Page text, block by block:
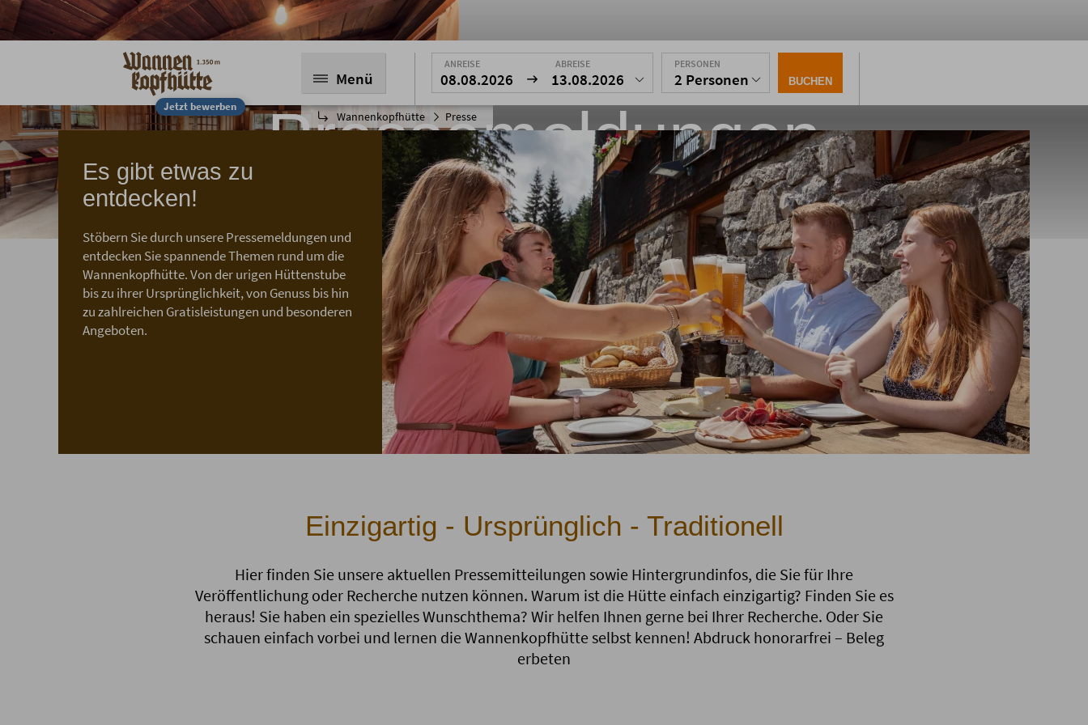
Jetzt bewerben
Menü
Wannenkopfhütte Presse
ANREISE
08.08.2026
ABREISE
13.08.2026
PERSONEN
2 Personen BUCHEN
Pressemeldungen
Aktuelle Pressemitteilungen der Wannenkopfhütte in
den Allgäuer Alpen
Es gibt etwas zu
entdecken!
Stöbern Sie durch unsere Pressemeldungen und
entdecken Sie spannende Themen rund um die
Wannenkopfhütte. Von der urigen Hüttenstube
bis zu ihrer Ursprünglichkeit, von Genuss bis hin
zu zahlreichen Gratisleistungen und besonderen
Angeboten.
Einzigartig - Ursprünglich - Traditionell
Hier finden Sie unsere aktuellen Pressemitteilungen sowie Hintergrundinfos, die Sie für Ihre
Veröffentlichung oder Recherche nutzen können. Warum ist die Hütte einfach einzigartig? Finden Sie es
heraus! Sie haben ein spezielles Wunschthema? Wir helfen Ihnen gerne bei Ihrer Recherche. Oder Sie
schauen einfach vorbei und lernen die Wannenkopfhütte selbst kennen! Abdruck honorarfrei – Beleg
erbeten